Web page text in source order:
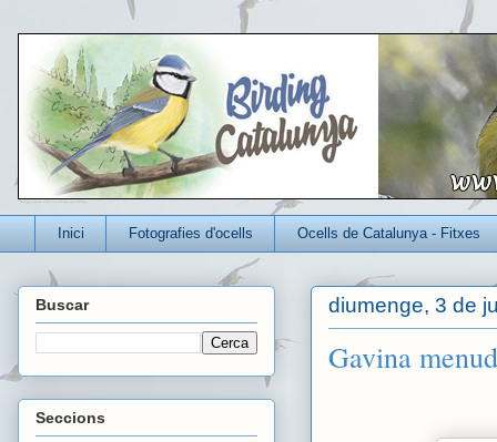
Un blog per conèixer millor els ocells que viuen a Catalunya
Inici Fotografies d'ocells Ocells de Catalunya - Fitxes
diumenge, 3 de
Gavina
Buscar
Seccions